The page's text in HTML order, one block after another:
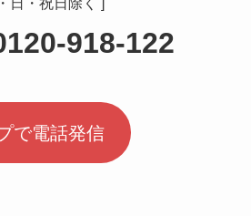
日・祝日除く ]
918-122
で電話発信